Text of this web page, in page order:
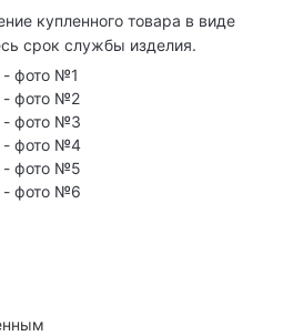
купленного товара в виде
срок службы изделия.